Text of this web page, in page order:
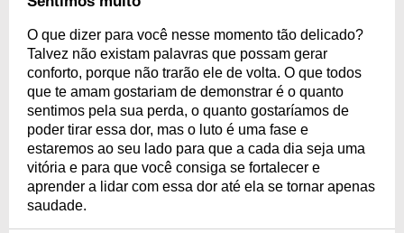
O que dizer para você nesse momento tão delicado?
Talvez não existam palavras que possam gerar
conforto, porque não trarão ele de volta. O que todos
que te amam gostariam de demonstrar é o quanto
sentimos pela sua perda, o quanto gostaríamos de
poder tirar essa dor, mas o luto é uma fase e
estaremos ao seu lado para que a cada dia seja uma
vitória e para que você consiga se fortalecer e
aprender a lidar com essa dor até ela se tornar apenas
saudade.